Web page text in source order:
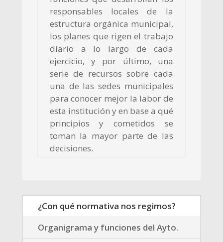
responsables locales de la
estructura orgánica municipal,
los planes que rigen el trabajo
diario a lo largo de cada
ejercicio, y por último, una
serie de recursos sobre cada
una de las sedes municipales
para conocer mejor la labor de
esta institución y en base a qué
principios y cometidos se
toman la mayor parte de las
decisiones.
¿Con qué normativa nos regimos?
Organigrama y funciones del Ayto.